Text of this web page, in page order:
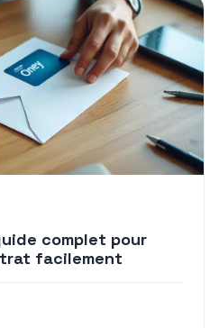
complet pour
facilement